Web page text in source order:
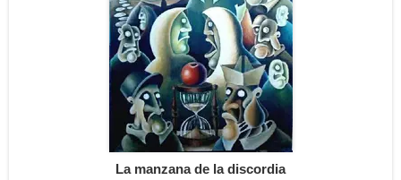
La manzana de la discordia